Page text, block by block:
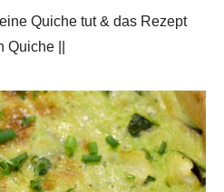
Quiche tut & das Rezept
||